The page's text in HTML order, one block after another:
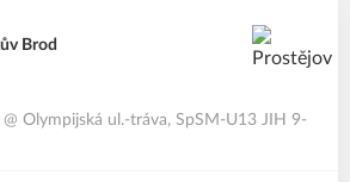
Brod
@ Olympijská ul.-tráva, SpSM-U13 JIH 9-